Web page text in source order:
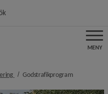
MENY
nivå i brödsmulenavigeringen
Godstrafikprogramnivå i